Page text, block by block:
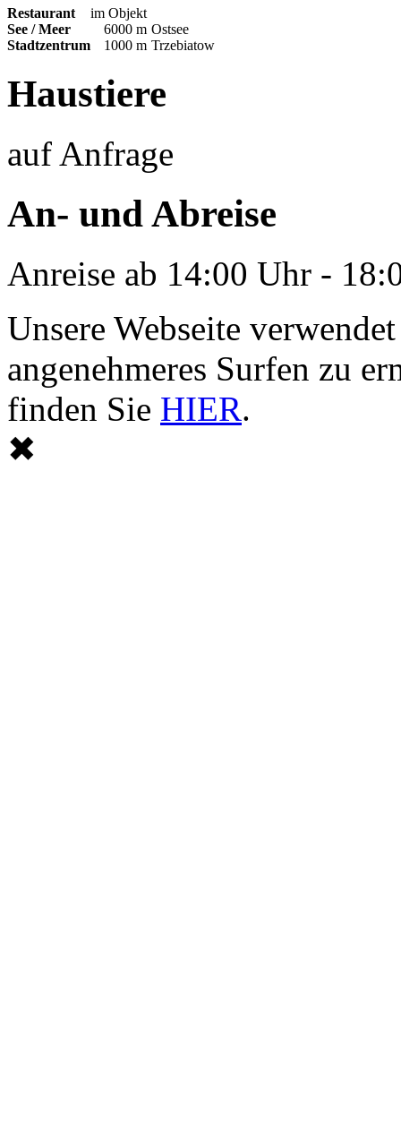
Restaurant
im Objekt
See / Meer
6000 m Ostsee
Stadtzentrum
1000 m Trzebiatow
Haustiere
auf Anfrage
An- und Abreise
Anreise ab 14:00 Uhr -
Unsere Webseite
angenehmeres Surfen zu
finden Sie HIER.
✖